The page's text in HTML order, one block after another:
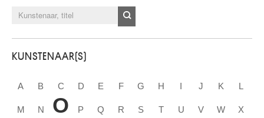
KUNSTENAAR(S)
A B C D E F G H I J K L
M N O P Q R S T U V W X